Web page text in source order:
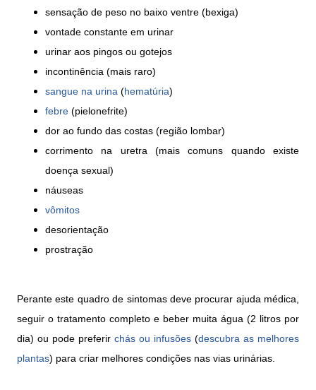
sensação de peso no baixo ventre (bexiga)
vontade constante em urinar
urinar aos pingos ou gotejos
incontinência (mais raro)
sangue na urina (hematúria)
febre (pielonefrite)
dor ao fundo das costas (região lombar)
corrimento na uretra (mais comuns quando existe
doença sexual)
náuseas
vômitos
desorientação
prostração
Perante este quadro de sintomas deve procurar ajuda médica,
seguir o tratamento completo e beber muita água (2 litros por
dia) ou pode preferir chás ou infusões (descubra as melhores
plantas) para criar melhores condições nas vias urinárias.